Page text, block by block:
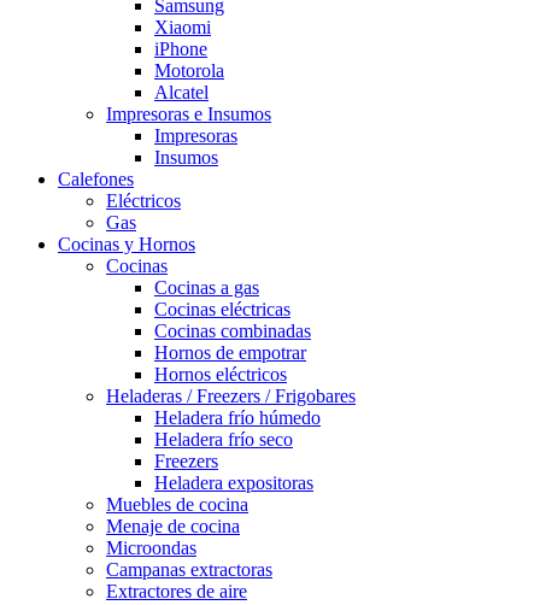
Samsung
Xiaomi
iPhone
Motorola
Alcatel
Impresoras e Insumos
Impresoras
Insumos
Calefones
Eléctricos
Gas
Cocinas y Hornos
Cocinas
Cocinas a gas
Cocinas eléctricas
Cocinas combinadas
Hornos de empotrar
Hornos eléctricos
Heladeras / Freezers / Frigobares
Heladera frío húmedo
Heladera frío seco
Freezers
Heladera expositoras
Muebles de cocina
Menaje de cocina
Microondas
Campanas extractoras
Extractores de aire